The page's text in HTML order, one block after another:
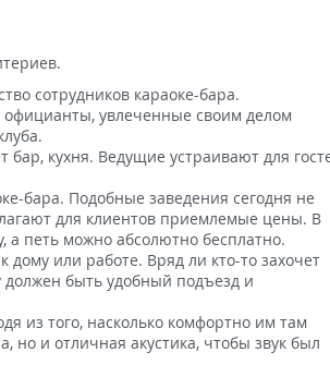
сотрудников караоке-бара.
увлеченные своим делом
кухня. Ведущие устраивают для
бара. Подобные заведения сегодня не
для клиентов приемлемые цены. В
а петь можно абсолютно бесплатно.
или работе. Вряд ли кто-то захочет
должен быть удобный подъезд и
из того, насколько комфортно им там
но и отличная акустика, чтобы звук был